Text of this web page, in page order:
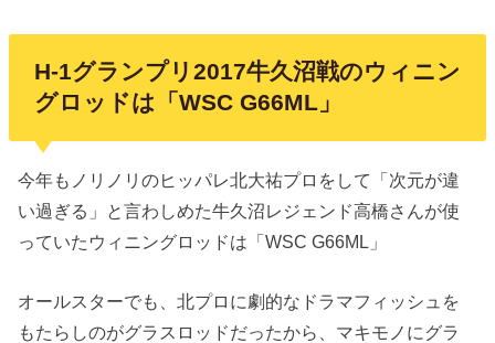
H-1グランプリ2017牛久沼戦のウィニン
グロッドは「WSC G66ML」
今年もノリノリのヒッパレ北大祐プロをして「次元が違
い過ぎる」と言わしめた牛久沼レジェンド高橋さんが使
っていたウィニングロッドは「WSC G66ML」
オールスターでも、北プロに劇的なドラマフィッシュを
もたらしのがグラスロッドだったから、マキモノにグラ